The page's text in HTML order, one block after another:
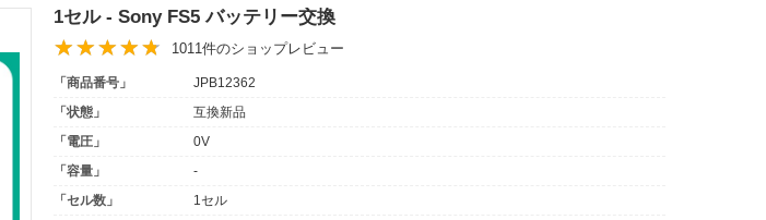
1セル - Sony FS5 バッテリー交換
1011件のショップレビュー
「商品番号」
JPB12362
「状態」
互換新品
「電圧」
0V
「容量」
-
「セル数」
1セル